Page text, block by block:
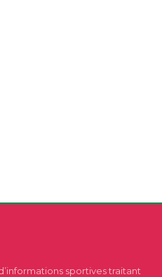
sportives traitant